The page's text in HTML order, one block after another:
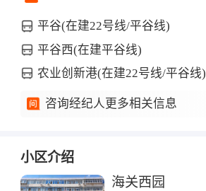
平谷(在建22号线/平谷线)
平谷西(在建平谷线)
农业创新港(在建22号线/平谷线)
咨询经纪人更多相关信息
小区介绍
海关西园